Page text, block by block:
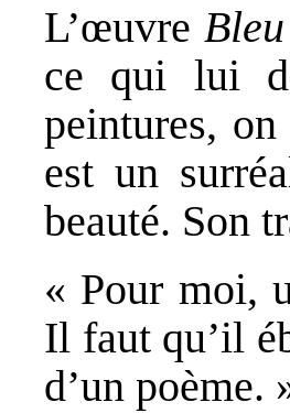
L’œuvre
ce qui lui
peintures,
est un
beauté. Son
« Pour moi,
Il faut qu’il
d’un poème.